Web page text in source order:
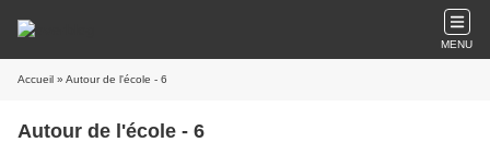
MENU
Accueil » Autour de l'école - 6
Autour de l'école - 6